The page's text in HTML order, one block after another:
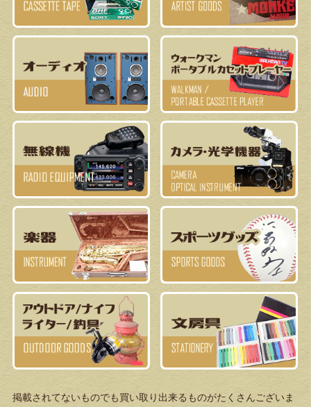
掲載されてないものでも買い取り出来るものがたくさんございま